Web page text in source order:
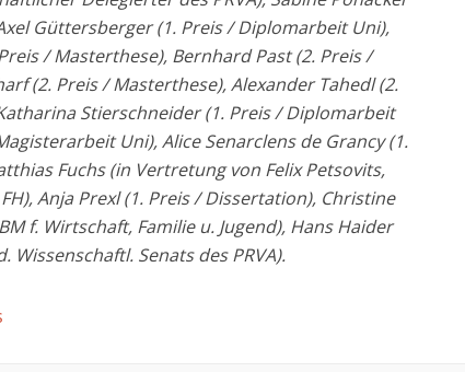
Güttersberger (1. Preis / Diplomarbeit Uni),
/ Masterthese), Bernhard Past (2. Preis /
(2. Preis / Masterthese), Alexander Tahedl (2.
Stierschneider (1. Preis / Diplomarbeit
Uni), Alice Senarclens de Grancy (1.
Fuchs (in Vertretung von Felix Petsovits,
Anja Prexl (1. Preis / Dissertation), Christine
f. Wirtschaft, Familie u. Jugend), Hans Haider
Wissenschaftl. Senats des PRVA).